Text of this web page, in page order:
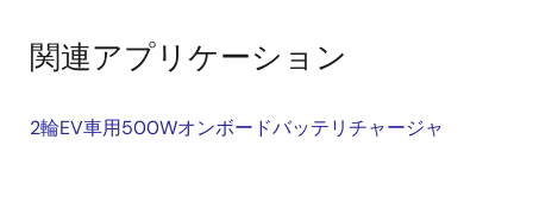
関連アプリケーション
2輪EV車用500Wオンボードバッテリチャージャ